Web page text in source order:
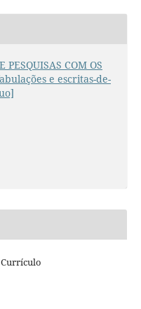
PESQUISAS COM OS
e escritas-de-
Currículo